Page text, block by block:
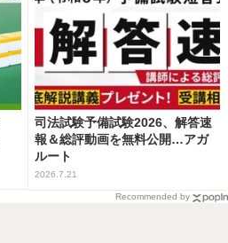
司法試験予備試験2026、解答速
報＆総評動画を無料公開…アガ
ルート
2026.7.21
Recommended by